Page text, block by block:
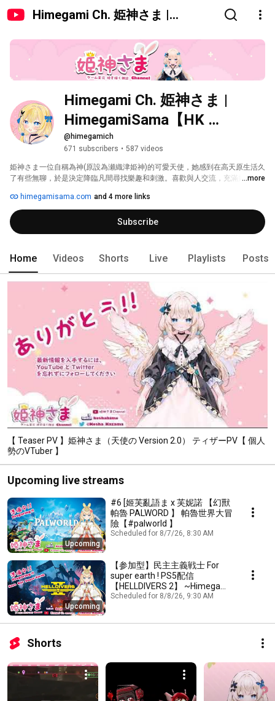
Himegami Ch. 姫神さま |
Himegami Ch. 姫神さま |
HimegamiSama【HK
Vtuber】
@himegamich
671 subscribers • 587 videos
姫神さま一位自稱為神(原設為瀬織津姫神)的可愛天使，她感到在高天原生活久
了有些無聊，於是決定降臨凡間尋找樂趣和刺激。喜歡與人交流，充滿好奇
夠用溫暖和純潔的能量為受傷的人提供康復。她還可以與動物溝通，理解它們
的語言並與它們建立聯繫。
...more
himegamisama.com and 4 more links
Subscribe
Home Videos Shorts Live Playlists Posts
【 Teaser PV 】姫神さま（天使の Version 2.0） ティザーPV【 個人
勢のVTuber 】
Upcoming live streams
Upcoming
#6 [姬芙亂語ま x 芙妮諾 【幻獸
帕魯 PALWORD 】 帕魯世界大冒
險【#palworld 】
Scheduled for 8/7/26, 8:30 AM
Upcoming
【参加型】民主主義戦士 For
super earth ! PS5配信
【HELLDIVERS 2】 ~Himegami
Ch. 姫神さま [HK Vtuber]
Scheduled for 8/8/26, 9:30 AM
Shorts